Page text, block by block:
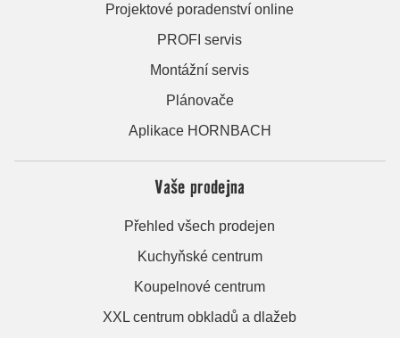
Projektové poradenství online
PROFI servis
Montážní servis
Plánovače
Aplikace HORNBACH
Vaše prodejna
Přehled všech prodejen
Kuchyňské centrum
Koupelnové centrum
XXL centrum obkladů a dlažeb